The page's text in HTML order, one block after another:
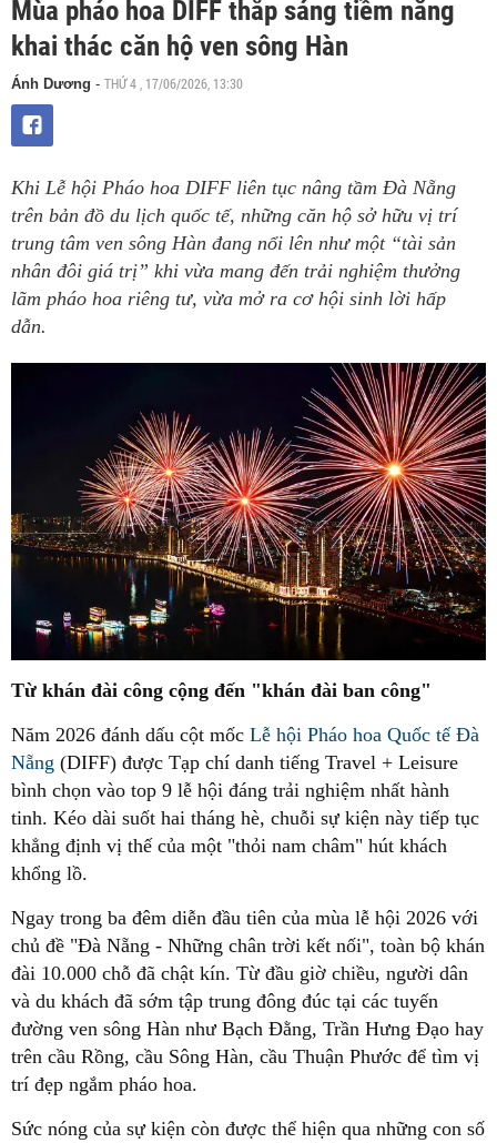
Mùa pháo hoa DIFF thắp sáng tiềm năng
khai thác căn hộ ven sông Hàn
Ánh Dương - THỨ 4 , 17/06/2026, 13:30
Khi Lễ hội Pháo hoa DIFF liên tục nâng tầm Đà Nẵng
trên bản đồ du lịch quốc tế, những căn hộ sở hữu vị trí
trung tâm ven sông Hàn đang nổi lên như một “tài sản
nhân đôi giá trị” khi vừa mang đến trải nghiệm thưởng
lãm pháo hoa riêng tư, vừa mở ra cơ hội sinh lời hấp
dẫn.
Từ khán đài công cộng đến "khán đài ban công"
Năm 2026 đánh dấu cột mốc Lễ hội Pháo hoa Quốc tế Đà
Nẵng (DIFF) được Tạp chí danh tiếng Travel + Leisure
bình chọn vào top 9 lễ hội đáng trải nghiệm nhất hành
tinh. Kéo dài suốt hai tháng hè, chuỗi sự kiện này tiếp tục
khẳng định vị thế của một "thỏi nam châm" hút khách
khổng lồ.
Ngay trong ba đêm diễn đầu tiên của mùa lễ hội 2026 với
chủ đề "Đà Nẵng - Những chân trời kết nối", toàn bộ khán
đài 10.000 chỗ đã chật kín. Từ đầu giờ chiều, người dân
và du khách đã sớm tập trung đông đúc tại các tuyến
đường ven sông Hàn như Bạch Đằng, Trần Hưng Đạo hay
trên cầu Rồng, cầu Sông Hàn, cầu Thuận Phước để tìm vị
trí đẹp ngắm pháo hoa.
Sức nóng của sự kiện còn được thể hiện qua những con số